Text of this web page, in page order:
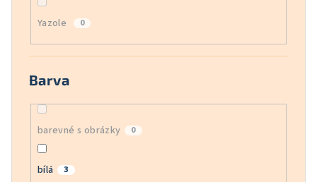
Yazole 0
Barva
barevné s obrázky 0
bílá 3